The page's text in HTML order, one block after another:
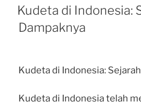
ON
Kudeta di Indonesia:
Dampaknya
Kudeta di Indonesia:
Kudeta di Indonesia telah